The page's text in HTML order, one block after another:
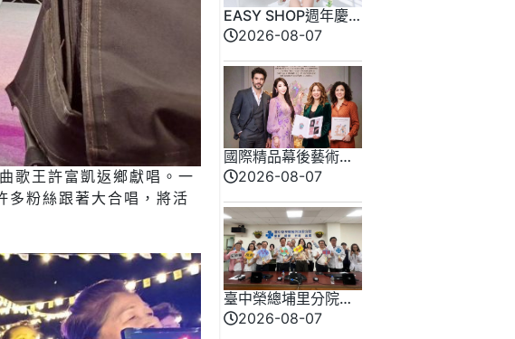
歌王許富凱返鄉獻唱。一
多粉絲跟著大合唱，將活
EASY SHOP週年慶
開跑！全新「戀戀星
一！讓你轉身即是焦
2026-08-07
國際精品幕後藝術推
手 法朵艾絲琳打造
2026-08-07
臺中榮總埔里分院攜
手檢方 深化醫事倫理
2026-08-07